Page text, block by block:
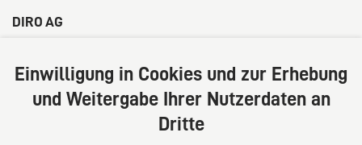
DIRO AG
20354 Hamburg
Deutschland
Tel: +49 (0) 40 41352231
Einwilligung in Cookies und zur Erhebung
und Weitergabe Ihrer Nutzerdaten an
Dritte